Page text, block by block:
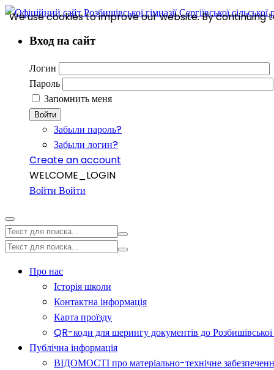
Вход на сайт
Логин
Пароль
Запомнить меня
Войти
Забыли пароль?
Забыли логин?
Create an account
WELCOME_LOGIN
Войти Войти
Про нас
Історія школи
Контактна інформація
Карта проїзду
QR-коди для шерингу документів до Розбишівської
Публічна інформація
ВІДОМОСТІ про матеріально-технічне забезпечення
We use cookies to improve our website. By